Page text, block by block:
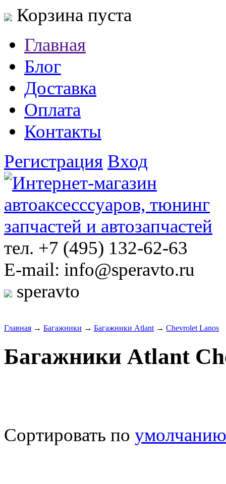
Корзина пуста
Главная
Блог
Доставка
Оплата
Контакты
Регистрация Вход
тел. +7 (495) 132-62-63
E-mail: info@speravto.ru
speravto
Главная → Багажники → Багажники Atlant → Chevrolet Lanos
Багажники Atlant
Сортировать по умолчанию